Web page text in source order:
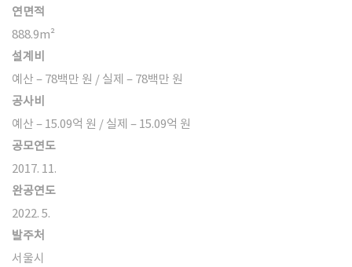
연면적
888.9m²
설계비
예산 – 78백만 원 / 실제 – 78백만 원
공사비
예산 – 15.09억 원 / 실제 – 15.09억 원
공모연도
2017. 11.
완공연도
2022. 5.
발주처
서울시